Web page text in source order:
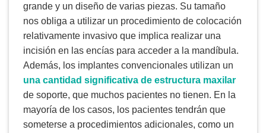
grande y un diseño de varias piezas. Su tamaño
nos obliga a utilizar un procedimiento de colocación
relativamente invasivo que implica realizar una
incisión en las encías para acceder a la mandíbula.
Además, los implantes convencionales utilizan un
una cantidad significativa de estructura maxilar
de soporte, que muchos pacientes no tienen. En la
mayoría de los casos, los pacientes tendrán que
someterse a procedimientos adicionales, como un